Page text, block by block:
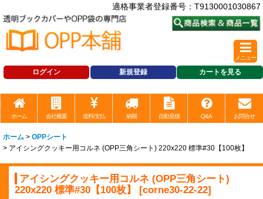
適格事業者登録番号：T9130001030867
ログイン 新規登録 カートを見る
メニュー
ホーム 会社概要 送料/支払 納期 自動見積 Q&A お問合せ
ホーム > OPPシート
> アイシングクッキー用コルネ (OPP三角シート) 220x220 標準#30【100枚】
アイシングクッキー用コルネ (OPP三角シート)
220x220 標準#30【100枚】
[corne30-22-22]